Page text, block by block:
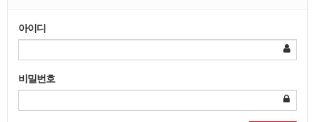
아이디
비밀번호